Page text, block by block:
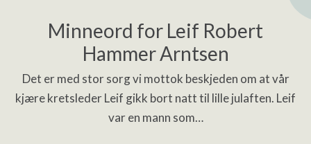
Minneord for Leif Robert
Hammer Arntsen
Det er med stor sorg vi mottok beskjeden om at vår
kjære kretsleder Leif gikk bort natt til lille julaften. Leif
var en mann som…